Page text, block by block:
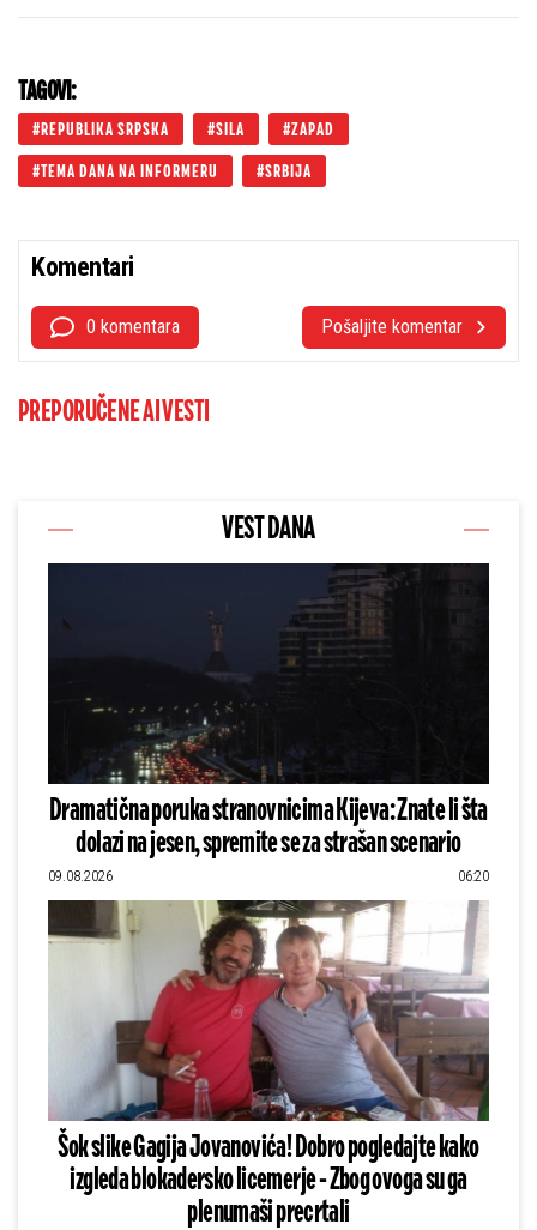
predao raport Dodiku (FOTO)
TAGOVI:
REPUBLIKA SRPSKA SILA ZAPAD
TEMA DANA NA INFORMERU SRBIJA
Komentari
0 komentara Pošaljite komentar
PREPORUČENE AI VESTI
VEST DANA
Dramatična poruka stranovnicima Kijeva: Znate li šta
dolazi na jesen, spremite se za strašan scenario
09.08.2026 06:20
Šok slike Gagija Jovanovića! Dobro pogledajte kako
izgleda blokadersko licemerje - Zbog ovoga su ga
plenumaši precrtali